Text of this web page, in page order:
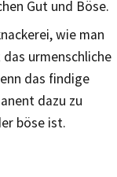
Gut und Böse.
wie man
urmenschliche
das findige
dazu zu
böse ist.